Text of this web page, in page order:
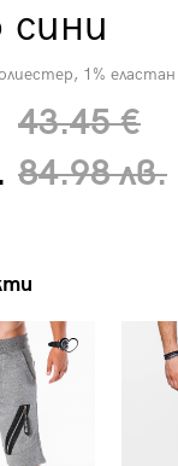
1% еластан
43.45 €
84.98 лв.